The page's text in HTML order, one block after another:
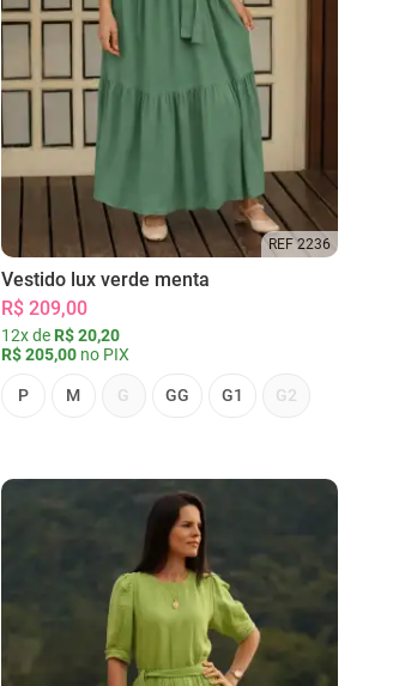
REF 2236
Vestido lux verde menta
R$ 209,00
12x de R$ 20,20
R$ 205,00no PIX
P M G GG G1 G2